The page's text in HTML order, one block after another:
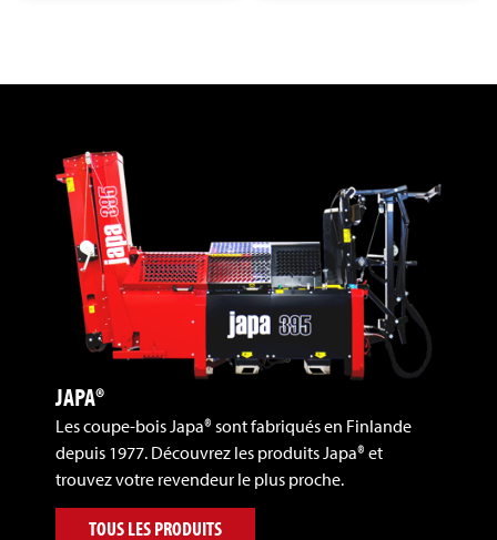
JAPA®
Les coupe-bois Japa® sont fabriqués en Finlande
depuis 1977. Découvrez les produits Japa® et
trouvez votre revendeur le plus proche.
TOUS LES PRODUITS